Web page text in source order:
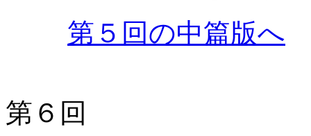
第５回の中篇版へ
第６回